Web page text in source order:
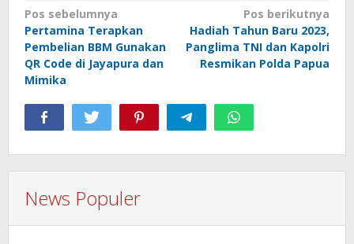
Navigasi
pos
Pos sebelumnya
Pertamina Terapkan
Pembelian BBM Gunakan
QR Code di Jayapura dan
Mimika
Pos berikutnya
Hadiah Tahun Baru 2023,
Panglima TNI dan Kapolri
Resmikan Polda Papua
News Populer